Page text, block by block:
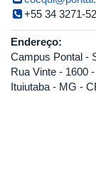
+55 34 3271-
Endereço:
Campus Pontal -
Rua Vinte - 1600
Ituiutaba - MG -